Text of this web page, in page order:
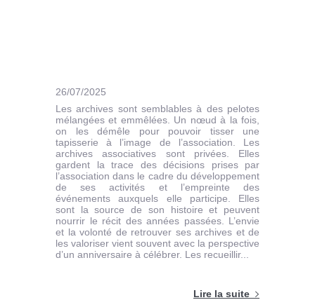
26/07/2025
Les archives sont semblables à des pelotes
mélangées et emmêlées. Un nœud à la fois,
on les démêle pour pouvoir tisser une
tapisserie à l’image de l’association. Les
archives associatives sont privées. Elles
gardent la trace des décisions prises par
l’association dans le cadre du développement
de ses activités et l’empreinte des
événements auxquels elle participe. Elles
sont la source de son histoire et peuvent
nourrir le récit des années passées. L’envie
et la volonté de retrouver ses archives et de
les valoriser vient souvent avec la perspective
d’un anniversaire à célébrer. Les recueillir...
Lire la suite